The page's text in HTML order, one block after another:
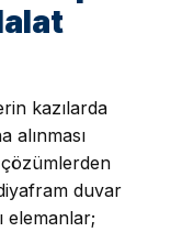
kazılarda
alınması
çözümlerden
duvar
elemanlar;